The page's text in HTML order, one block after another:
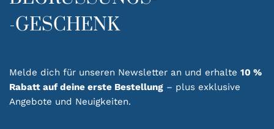
-GESCHENK
Melde dich für unseren Newsletter an und erhalte 10 %
Rabatt auf deine erste Bestellung – plus exklusive
Angebote und Neuigkeiten.